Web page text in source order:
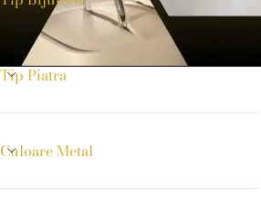
Tip Piatra
Culoare Metal